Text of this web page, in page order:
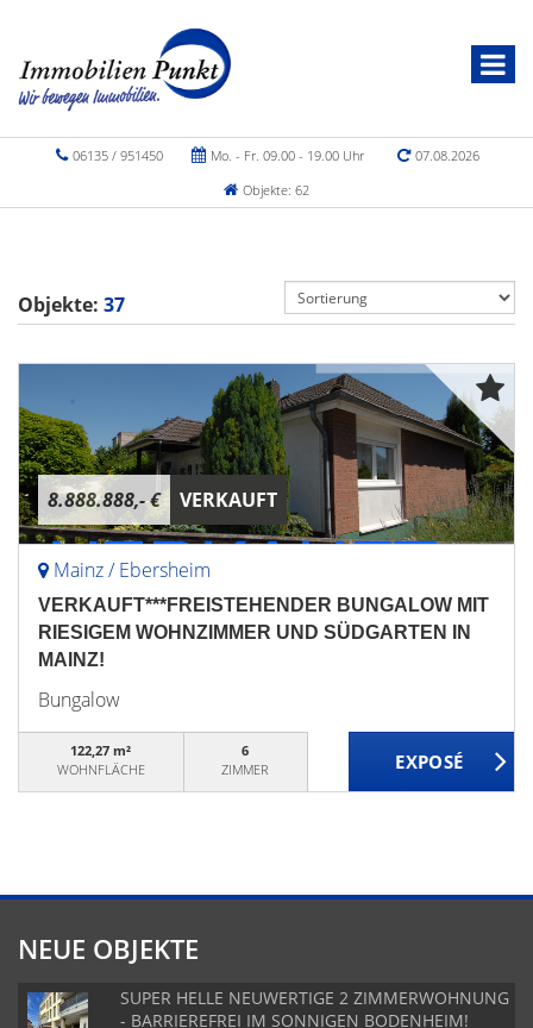
06135 / 951450 Mo. - Fr. 09.00 - 19.00 Uhr
07.08.2026
Objekte: 62
Objekte: 37
8.888.888,- € VERKAUFT
Mainz / Ebersheim
VERKAUFT***FREISTEHENDER BUNGALOW MIT
RIESIGEM WOHNZIMMER UND SÜDGARTEN IN
MAINZ!
Bungalow
122,27 m²
WOHNFLÄCHE
6
ZIMMER
NEUE OBJEKTE
SUPER HELLE NEUWERTIGE 2 ZIMMERWOHNUNG
- BARRIEREFREI IM SONNIGEN BODENHEIM!